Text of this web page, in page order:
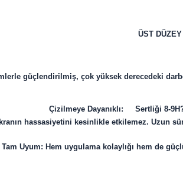
ÜST
güçlendirilmiş, çok yüksek derecedeki
Çizilmeye Dayanıklı: Sertliği 8-
hassasiyetini kesinlikle etkilemez. Uzun
Tam Uyum: Hem uygulama kolaylığı hem de